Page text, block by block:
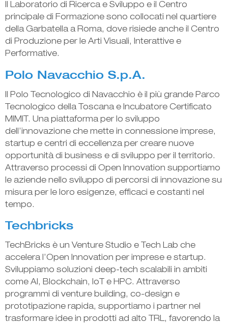
Il Laboratorio di Ricerca e Sviluppo e il Centro
principale di Formazione sono collocati nel quartiere
della Garbatella a Roma, dove risiede anche il Centro
di Produzione per le Arti Visuali, Interattive e
Performative.
Polo Navacchio S.p.A.
Il Polo Tecnologico di Navacchio è il più grande Parco
Tecnologico della Toscana e Incubatore Certificato
MIMIT. Una piattaforma per lo sviluppo
dell’innovazione che mette in connessione imprese,
startup e centri di eccellenza per creare nuove
opportunità di business e di sviluppo per il territorio.
Attraverso processi di Open Innovation supportiamo
le aziende nello sviluppo di percorsi di innovazione su
misura per le loro esigenze, efficaci e costanti nel
tempo.
Techbricks
TechBricks è un Venture Studio e Tech Lab che
accelera l’Open Innovation per imprese e startup.
Sviluppiamo soluzioni deep-tech scalabili in ambiti
come AI, Blockchain, IoT e HPC. Attraverso
programmi di venture building, co-design e
prototipazione rapida, supportiamo i partner nel
trasformare idee in prodotti ad alto TRL, favorendo la